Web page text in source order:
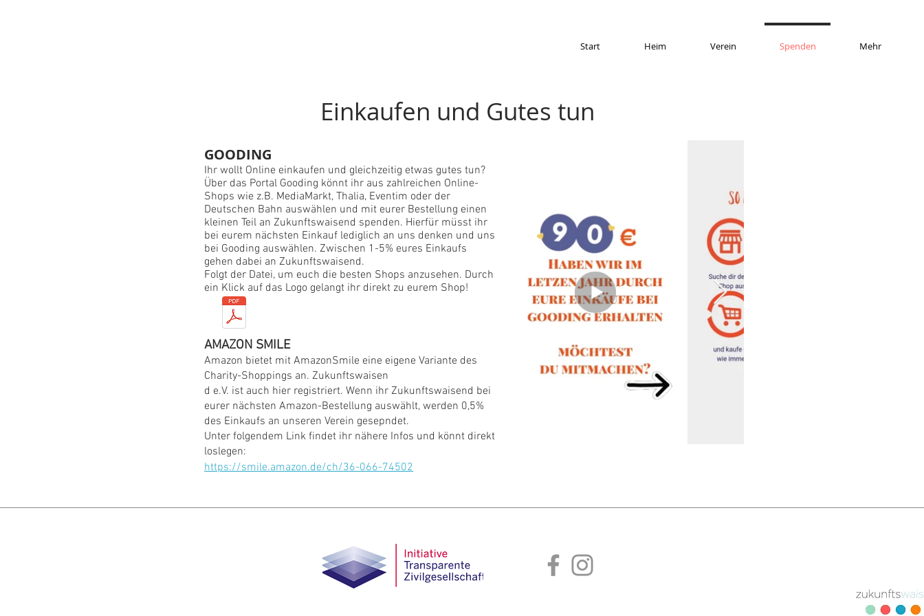
Start Heim Verein Spenden Mehr
GOODING
Ihr wollt Online einkaufen und gleichzeitig etwas gutes tun?
Über das Portal Gooding könnt ihr aus zahlreichen Online-
Shops wie z.B. MediaMarkt, Thalia, Eventim oder der
Deutschen Bahn auswählen und mit eurer Bestellung einen
kleinen Teil an Zukunftswaisend spenden. Hierfür müsst ihr
bei eurem nächsten Einkauf lediglich an uns denken und uns
bei Gooding auswählen. Zwischen 1-5% eures Einkaufs
gehen dabei an Zukunftswaisend.
Folgt der Datei, um euch die besten Shops anzusehen. Durch
ein Klick auf das Logo gelangt ihr direkt zu eurem Shop!
AMAZON SMILE
Amazon bietet mit AmazonSmile eine eigene Variante des
Charity-Shoppings an. Zukunftswaisen
d e.V. ist auch hier registriert. Wenn ihr Zukunftswaisend bei
eurer nächsten Amazon-Bestellung auswählt, werden 0,5%
des Einkaufs an unseren Verein gesepndet.
Unter folgendem Link findet ihr nähere Infos und könnt direkt
loslegen:
https://smile.amazon.de/ch/36-066-74502
Einkaufen und Gutes tun